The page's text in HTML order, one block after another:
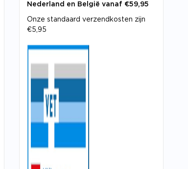
Nederland en België vanaf €59,95
Onze standaard verzendkosten zijn
€5,95